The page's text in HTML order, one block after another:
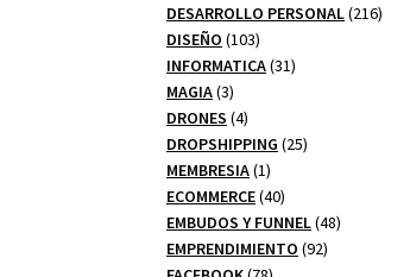
productos
DESARROLLO PERSONAL 216216
DISEÑO 103103
productos
INFORMATICA 3131
MAGIA 33
productos
DRONES 44
productos
DROPSHIPPING 2525
MEMBRESIA 11
producto
ECOMMERCE 4040
productos
EMBUDOS Y FUNNEL 4848
EMPRENDIMIENTO 9292